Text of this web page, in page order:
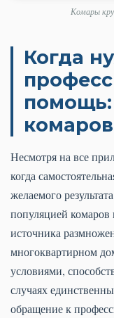
Комары
Когда
Несмотря на все
когда
желаемого
популяцией
источника
многоквартирном
условиями,
случаях
обращение к